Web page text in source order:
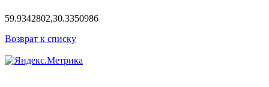
59.9342802,30.3350986
Возврат к списку